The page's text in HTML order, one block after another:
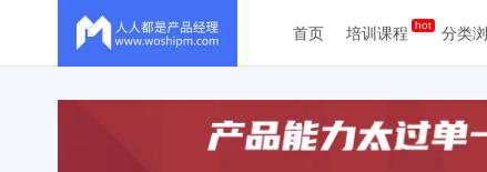
首页 培训课程 分类